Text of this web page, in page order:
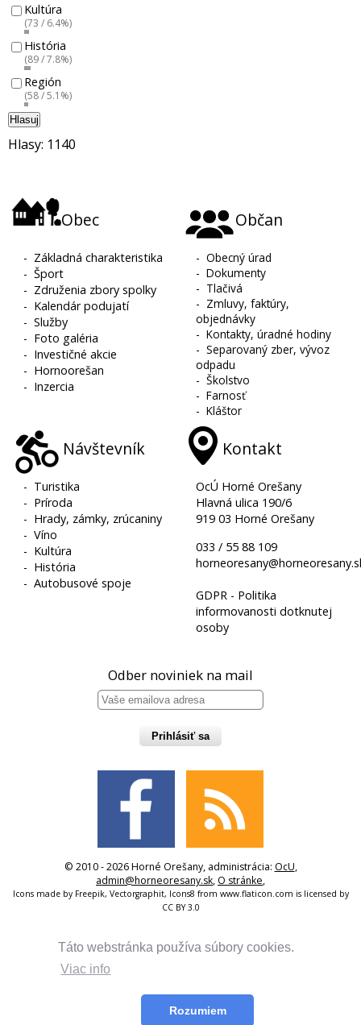
Táto webstránka používa súbory cookies.
Viac info
Rozumiem
Kultúra
(73 / 6.4%)
História
(89 / 7.8%)
Región
(58 / 5.1%)
Hlasuj
Hlasy: 1140
Obec
- Základná charakteristika
-Šport
- Združenia zbory spolky
- Kalendár podujatí
-Služby
- Foto galéria
- Investičné akcie
- Hornoorešan
- Inzercia
Občan
-Obecný úrad
-Dokumenty
- Tlačivá
- Zmluvy, faktúry,
objednávky
-Kontakty, úradné hodiny
-Separovaný zber, vývoz
odpadu
-Školstvo
-Farnosť
-Kláštor
Návštevník
- Turistika
- Príroda
- Hrady, zámky, zrúcaniny
-Víno
- Kultúra
- História
-Autobusové spoje
Kontakt
OcÚ Horné Orešany
Hlavná ulica 190/6
919 03 Horné Orešany
033 / 55 88 109
GDPR - Politika
informovanosti dotknutej
osoby
Odber noviniek na mail
Prihlásiť sa
© 2010 - 2026 Horné Orešany, administrácia: OcU,
admin@horneoresany.sk, O stránke,
Icons made by Freepik, Vectorgraphit, Icons8 from www.flaticon.com is licensed by
CC BY 3.0